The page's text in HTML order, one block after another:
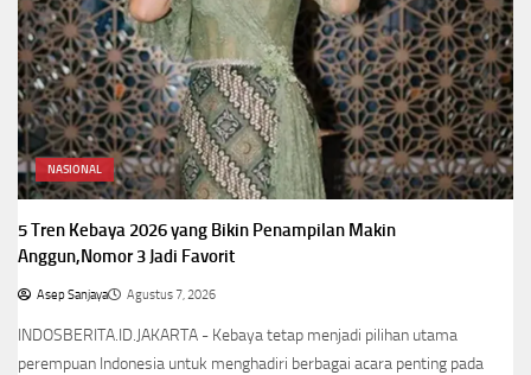
NASIONAL
5 Tren Kebaya 2026 yang Bikin Penampilan Makin
Anggun,Nomor 3 Jadi Favorit
Asep Sanjaya Agustus 7, 2026
INDOSBERITA.ID.JAKARTA - Kebaya tetap menjadi pilihan utama
perempuan Indonesia untuk menghadiri berbagai acara penting pada